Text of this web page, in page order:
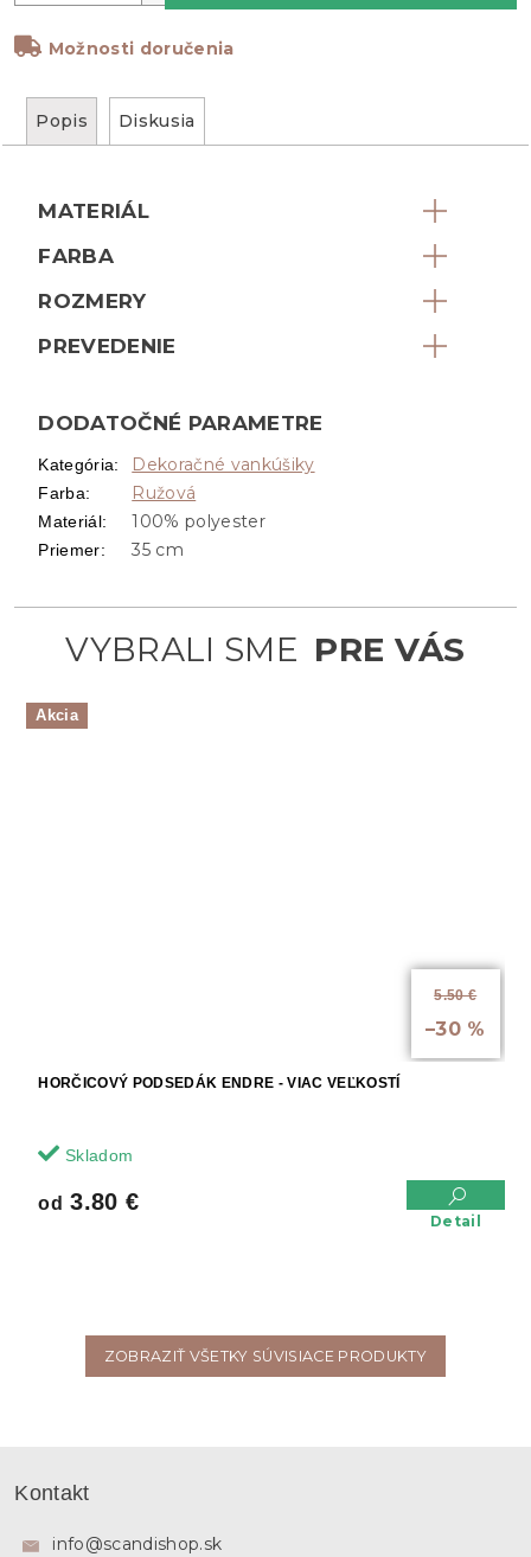
Možnosti doručenia
Akcia
5.50 €
–30 %
HORČICOVÝ PODSEDÁK ENDRE - VIAC VEĽKOSTÍ
Skladom
od 3.80 €
Detail
ZOBRAZIŤ VŠETKY SÚVISIACE PRODUKTY
Popis Diskusia
MATERIÁL
FARBA
ROZMERY
PREVEDENIE
DODATOČNÉ PARAMETRE
Kategória: Dekoračné vankúšiky
Farba: Ružová
Materiál: 100% polyester
Priemer: 35 cm
Kontakt
info@scandishop.sk